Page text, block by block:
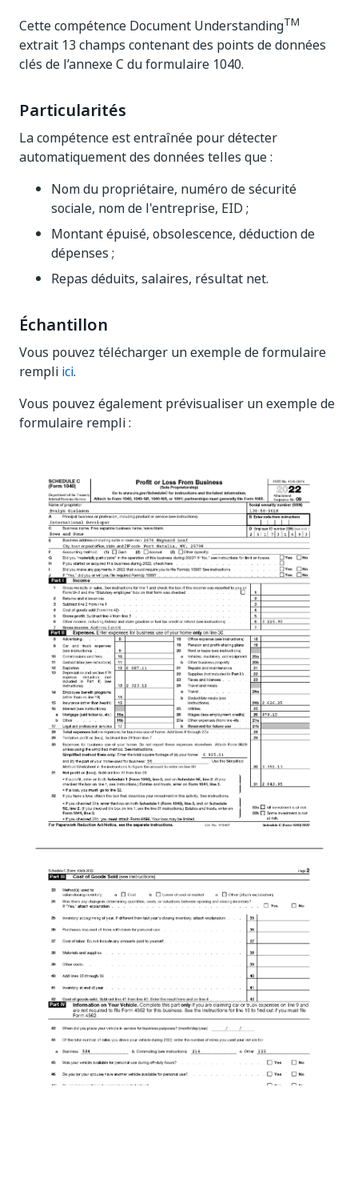
Cette compétence Document UnderstandingTM
extrait 13 champs contenant des points de données
clés de l’annexe C du formulaire 1040.
Particularités
La compétence est entraînée pour détecter
automatiquement des données telles que :
Nom du propriétaire, numéro de sécurité
sociale, nom de l'entreprise, EID ;
Montant épuisé, obsolescence, déduction de
dépenses ;
Repas déduits, salaires, résultat net.
Échantillon
Vous pouvez télécharger un exemple de formulaire
rempli ici.
Vous pouvez également prévisualiser un exemple de
formulaire rempli :